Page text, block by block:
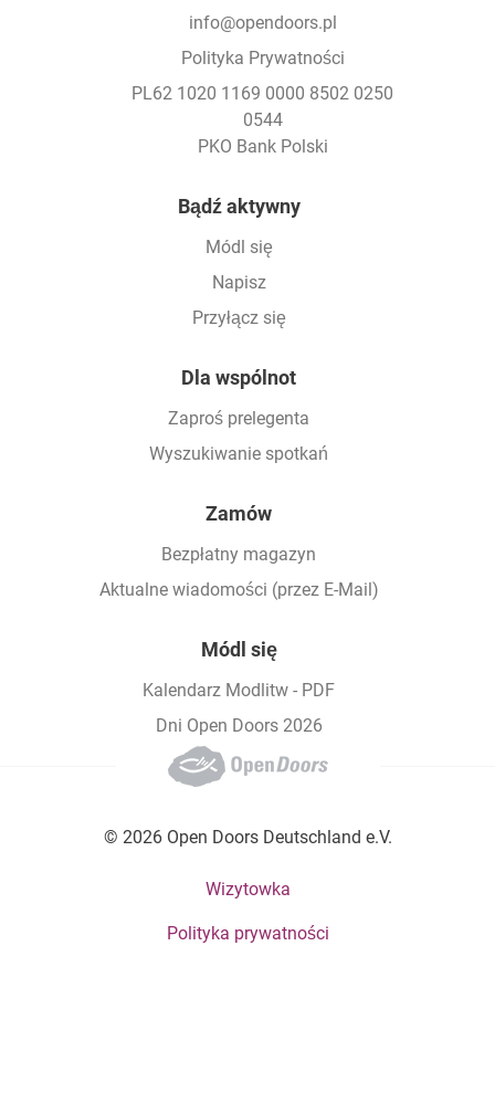
info@opendoors.pl
Polityka Prywatności
PL62 1020 1169 0000 8502 0250
0544
PKO Bank Polski
Bądź aktywny
Módl się
Napisz
Przyłącz się
Dla wspólnot
Zaproś prelegenta
Wyszukiwanie spotkań
Zamów
Bezpłatny magazyn
Aktualne wiadomości (przez E-Mail)
Módl się
Kalendarz Modlitw - PDF
Dni Open Doors 2026
© 2026 Open Doors Deutschland e.V.
Footer bottom menuWizytowka
Polityka prywatności